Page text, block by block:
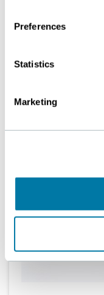
Preferences
Statistics
Marketing